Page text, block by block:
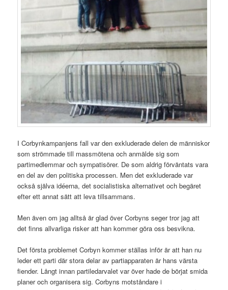
I Corbynkampanjens fall var den exkluderade delen de människor
som strömmade till massmötena och anmälde sig som
partimedlemmar och sympatisörer. De som aldrig förväntats vara
en del av den politiska processen. Men det exkluderade var
också själva idéerna, det socialistiska alternativet och begäret
efter ett annat sätt att leva tillsammans.
Men även om jag alltså är glad över Corbyns seger tror jag att
det finns allvarliga risker att han kommer göra oss besvikna.
Det första problemet Corbyn kommer ställas inför är att han nu
leder ett parti där stora delar av partiapparaten är hans värsta
fiender. Långt innan partiledarvalet var över hade de börjat smida
planer och organisera sig. Corbyns motståndare i